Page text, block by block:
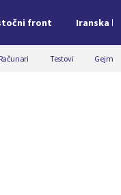
front Iranska
Računari Testovi